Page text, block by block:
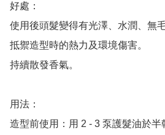
好處：
使用後頭髮變得有光澤、水潤、無毛
抵禦造型時的熱力及環境傷害。
持續散發香氣。
用法：
造型前使用：用 2 - 3 泵護髮油於半